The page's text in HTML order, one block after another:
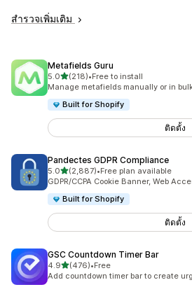
สำรวจเพิ่มเติม
Metafields Guru
5.0เต็ม 5 ดาว
(218)
ทั้งหมด 218 รีวิว
•Free to install
Manage metafields manually or in
Built for Shopify
ติดตั้ง
Pandectes GDPR Compliance
5.0เต็ม 5 ดาว
(2,887)
ทั้งหมด 2887 รีวิว
•Free plan available
GDPR/CCPA Cookie Banner, Web
Built for Shopify
ติดตั้ง
GSC Countdown Timer Bar
4.9เต็ม 5 ดาว
(476)
ทั้งหมด 476 รีวิว
•Free
Add countdown timer bar to create